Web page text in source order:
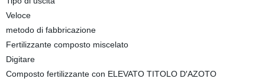
Veloce
metodo di fabbricazione
Fertilizzante composto miscelato
Digitare
Composto fertilizzante con ELEVATO TITOLO D′AZOTO